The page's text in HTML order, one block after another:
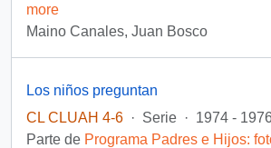
more
Maino Canales, Juan Bosco
Los niños preguntan
CL CLUAH 4-6 · Serie · 1974 -
Parte de Programa Padres e Hijos: